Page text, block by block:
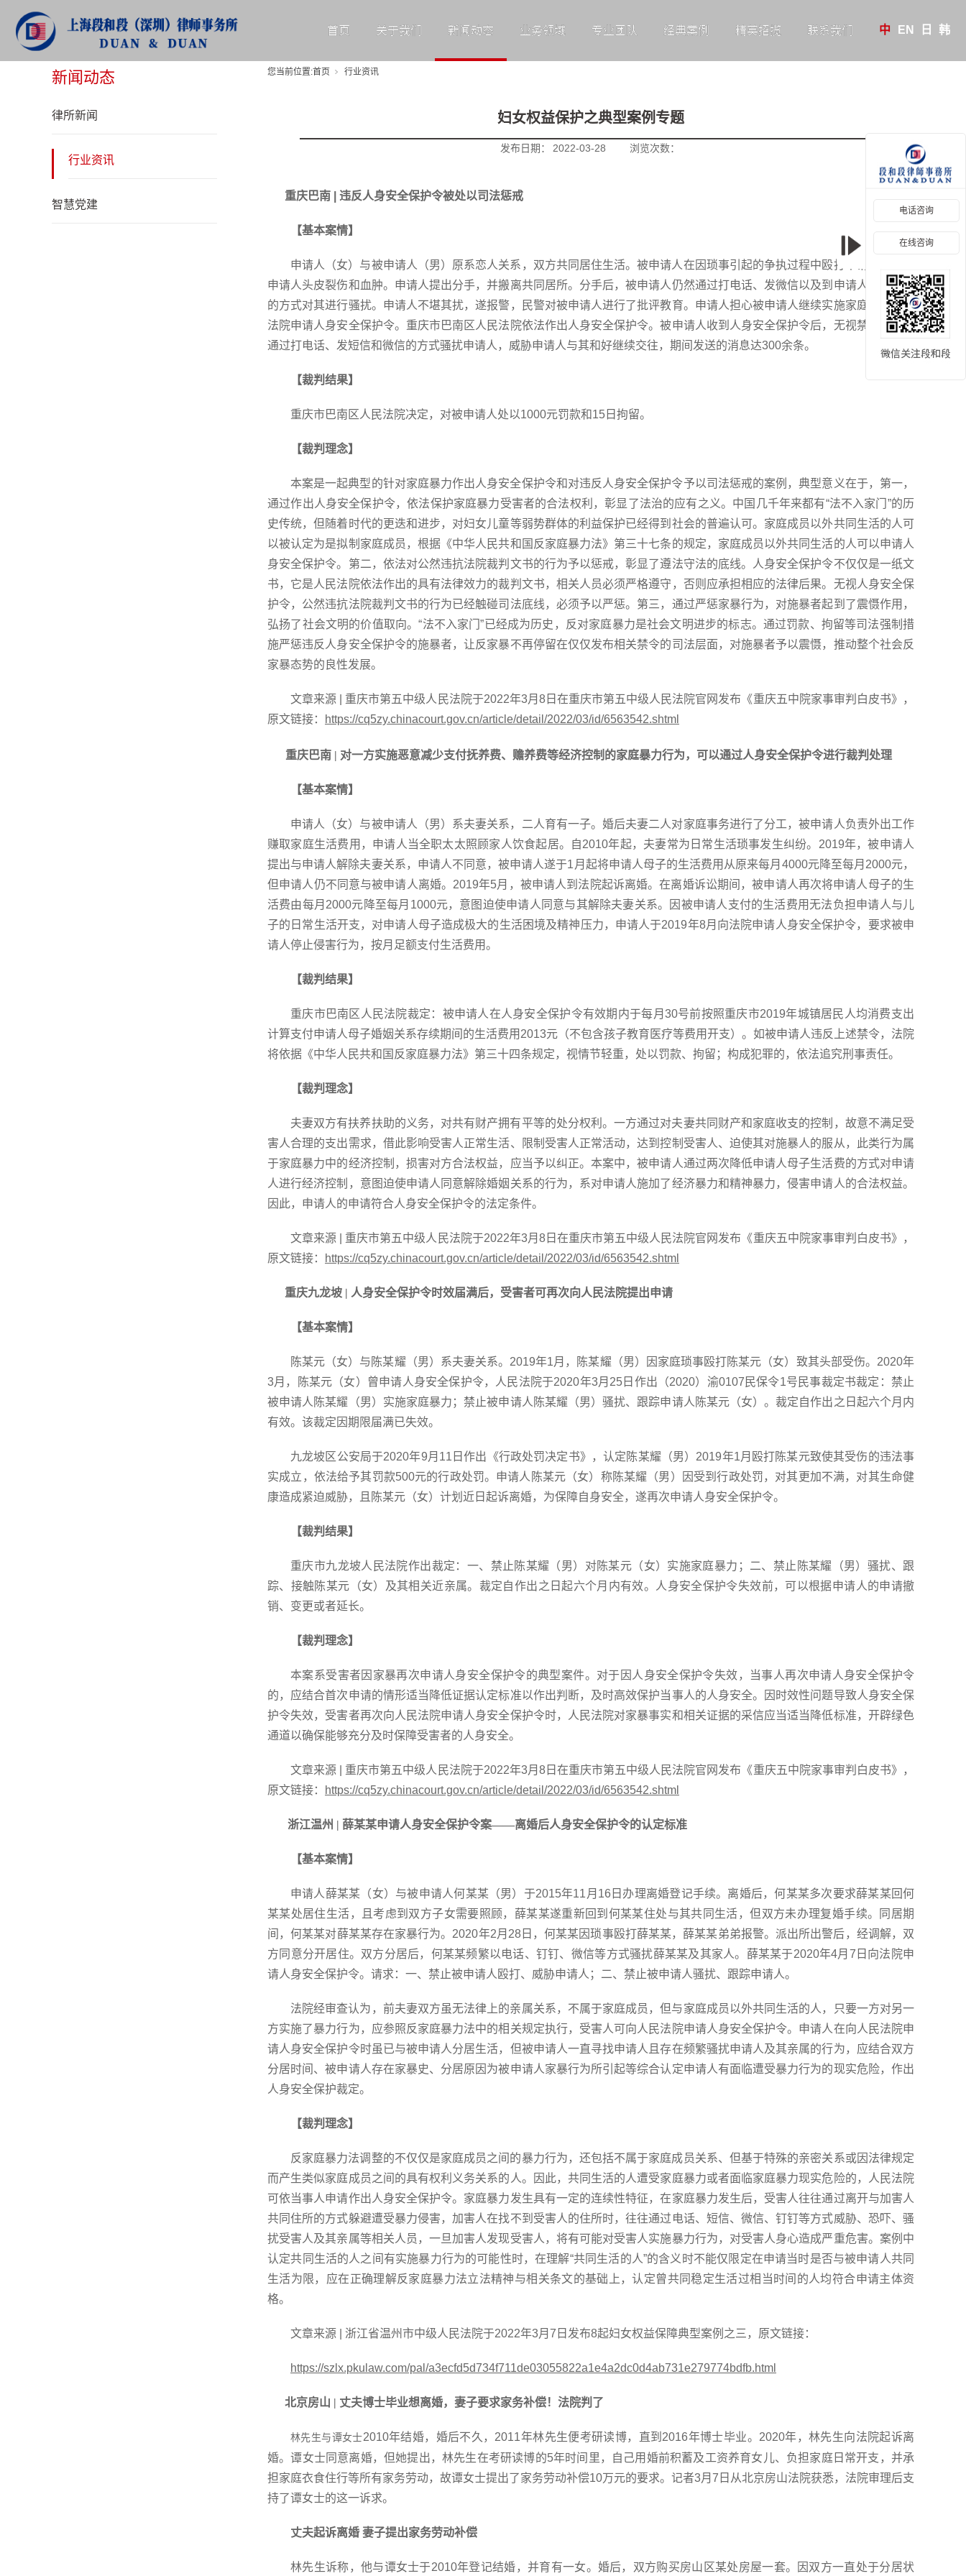
首页 关于我们 新闻动态 业务领域 专业团队 经典案例 精英招揽 联系我们 EN
中 日 韩
新闻动态
新闻动态
律所新闻
行业资讯
智慧党建
您当前位置:首页 行业资讯
妇女权益保护之典型案例专题
发布日期： 2022-03-28 浏览次数：
重庆巴南 | 违反人身安全保护令被处以司法惩戒
【基本案情】
申请人（女）与被申请人（男）原系恋人关系，双方共同居住生活。被申请人在因琐事引起的争执过程中殴打申请人，导致
申请人头皮裂伤和血肿。申请人提出分手，并搬离共同居所。分手后，被申请人仍然通过打电话、发微信以及到申请人住所蹲守
的方式对其进行骚扰。申请人不堪其扰，遂报警，民警对被申请人进行了批评教育。申请人担心被申请人继续实施家庭暴力，向
法院申请人身安全保护令。重庆市巴南区人民法院依法作出人身安全保护令。被申请人收到人身安全保护令后，无视禁令，继续
通过打电话、发短信和微信的方式骚扰申请人，威胁申请人与其和好继续交往，期间发送的消息达300余条。
【裁判结果】
重庆市巴南区人民法院决定，对被申请人处以1000元罚款和15日拘留。
【裁判理念】
本案是一起典型的针对家庭暴力作出人身安全保护令和对违反人身安全保护令予以司法惩戒的案例，典型意义在于，第一，
通过作出人身安全保护令，依法保护家庭暴力受害者的合法权利，彰显了法治的应有之义。中国几千年来都有“法不入家门”的历
史传统，但随着时代的更迭和进步，对妇女儿童等弱势群体的利益保护已经得到社会的普遍认可。家庭成员以外共同生活的人可
以被认定为是拟制家庭成员，根据《中华人民共和国反家庭暴力法》第三十七条的规定，家庭成员以外共同生活的人可以申请人
身安全保护令。第二，依法对公然违抗法院裁判文书的行为予以惩戒，彰显了遵法守法的底线。人身安全保护令不仅仅是一纸文
书，它是人民法院依法作出的具有法律效力的裁判文书，相关人员必须严格遵守，否则应承担相应的法律后果。无视人身安全保
护令，公然违抗法院裁判文书的行为已经触碰司法底线，必须予以严惩。第三，通过严惩家暴行为，对施暴者起到了震慑作用，
弘扬了社会文明的价值取向。“法不入家门”已经成为历史，反对家庭暴力是社会文明进步的标志。通过罚款、拘留等司法强制措
施严惩违反人身安全保护令的施暴者，让反家暴不再停留在仅仅发布相关禁令的司法层面，对施暴者予以震慑，推动整个社会反
家暴态势的良性发展。
文章来源
| 重庆市第五中级人民法院于2022年3月8日在重庆市第五中级人民法院官网发布《重庆五中院家事审判白皮书》，
原文链接：
https://cq5zy.chinacourt.gov.cn/article/detail/2022/03/id/6563542.shtml
重庆巴南 | 对一方实施恶意减少支付抚养费、赡养费等经济控制的家庭暴力行为，可以通过人身安全保护令进行裁判处理
【基本案情】
申请人（女）与被申请人（男）系夫妻关系，二人育有一子。婚后夫妻二人对家庭事务进行了分工，被申请人负责外出工作
赚取家庭生活费用，申请人当全职太太照顾家人饮食起居。自2010年起，夫妻常为日常生活琐事发生纠纷。2019年，被申请人
提出与申请人解除夫妻关系，申请人不同意，被申请人遂于1月起将申请人母子的生活费用从原来每月4000元降至每月2000元，
但申请人仍不同意与被申请人离婚。2019年5月，被申请人到法院起诉离婚。在离婚诉讼期间，被申请人再次将申请人母子的生
活费由每月2000元降至每月1000元，意图迫使申请人同意与其解除夫妻关系。因被申请人支付的生活费用无法负担申请人与儿
子的日常生活开支，对申请人母子造成极大的生活困境及精神压力，申请人于2019年8月向法院申请人身安全保护令，要求被申
请人停止侵害行为，按月足额支付生活费用。
【裁判结果】
重庆市巴南区人民法院裁定：被申请人在人身安全保护令有效期内于每月 30号前按照重庆市2019年城镇居民人均消费支出
计算支付申请人母子婚姻关系存续期间的生活费用2013元（不包含孩子教育医疗等费用开支）。如被申请人违反上述禁令，法院
将依据《中华人民共和国反家庭暴力法》第三十四条规定，视情节轻重，处以罚款、拘留；构成犯罪的，依法追究刑事责任。
【裁判理念】
夫妻双方有扶养扶助的义务，对共有财产拥有平等的处分权利。一方通过对夫妻共同财产和家庭收支的控制，故意不满足受
害人合理的支出需求，借此影响受害人正常生活、限制受害人正常活动，达到控制受害人、迫使其对施暴人的服从，此类行为属
于家庭暴力中的经济控制，损害对方合法权益，应当予以纠正。本案中，被申请人通过两次降低申请人母子生活费的方式对申请
人进行经济控制，意图迫使申请人同意解除婚姻关系的行为，系对申请人施加了经济暴力和精神暴力，侵害申请人的合法权益。
因此，申请人的申请符合人身安全保护令的法定条件。
文章来源
| 重庆市第五中级人民法院于2022年3月8日在重庆市第五中级人民法院官网发布《重庆五中院家事审判白皮书》，
原文链接：
https://cq5zy.chinacourt.gov.cn/article/detail/2022/03/id/6563542.shtml
重庆九龙坡 | 人身安全保护令时效届满后，受害者可再次向人民法院提出申请
【基本案情】
陈某元（女）与陈某耀（男）系夫妻关系。 2019年1月，陈某耀（男）因家庭琐事殴打陈某元（女）致其头部受伤。2020年
3月，陈某元（女）曾申请人身安全保护令，人民法院于2020年3月25日作出（2020）渝0107民保令1号民事裁定书裁定：禁止
被申请人陈某耀（男）实施家庭暴力；禁止被申请人陈某耀（男）骚扰、跟踪申请人陈某元（女）。裁定自作出之日起六个月内
有效。该裁定因期限届满已失效。
九龙坡区公安局于2020年9月11日作出《行政处罚决定书》，认定陈某耀（男）2019年1月殴打陈某元致使其受伤的违法事
实成立，依法给予其罚款500元的行政处罚。申请人陈某元（女）称陈某耀（男）因受到行政处罚，对其更加不满，对其生命健
康造成紧迫威胁，且陈某元（女）计划近日起诉离婚，为保障自身安全，遂再次申请人身安全保护令。
【裁判结果】
重庆市九龙坡人民法院作出裁定：一、禁止陈某耀（男）对陈某元（女）实施家庭暴力；二、禁止陈某耀（男）骚扰、跟
踪、接触陈某元（女）及其相关近亲属。裁定自作出之日起六个月内有效。人身安全保护令失效前，可以根据申请人的申请撤
销、变更或者延长。
【裁判理念】
本案系受害者因家暴再次申请人身安全保护令的典型案件。对于因人身安全保护令失效，当事人再次申请人身安全保护令
的，应结合首次申请的情形适当降低证据认定标准以作出判断，及时高效保护当事人的人身安全。因时效性问题导致人身安全保
护令失效，受害者再次向人民法院申请人身安全保护令时，人民法院对家暴事实和相关证据的采信应当适当降低标准，开辟绿色
通道以确保能够充分及时保障受害者的人身安全。
文章来源
| 重庆市第五中级人民法院于2022年3月8日在重庆市第五中级人民法院官网发布《重庆五中院家事审判白皮书》，
原文链接：
https://cq5zy.chinacourt.gov.cn/article/detail/2022/03/id/6563542.shtml
浙江温州 | 薛某某申请人身安全保护令案——离婚后人身安全保护令的认定标准
【基本案情】
申请人薛某某（女）与被申请人何某某（男）于2015年11月16日办理离婚登记手续。离婚后，何某某多次要求薛某某回何
某某处居住生活，且考虑到双方子女需要照顾，薛某某遂重新回到何某某住处与其共同生活，但双方未办理复婚手续。同居期
间，何某某对薛某某存在家暴行为。2020年2月28日，何某某因琐事殴打薛某某，薛某某弟弟报警。派出所出警后，经调解，双
方同意分开居住。双方分居后，何某某频繁以电话、钉钉、微信等方式骚扰薛某某及其家人。薛某某于2020年4月7日向法院申
请人身安全保护令。请求：一、禁止被申请人殴打、威胁申请人；二、禁止被申请人骚扰、跟踪申请人。
法院经审查认为，前夫妻双方虽无法律上的亲属关系，不属于家庭成员，但与家庭成员以外共同生活的人，只要一方对另一
方实施了暴力行为，应参照反家庭暴力法中的相关规定执行，受害人可向人民法院申请人身安全保护令。申请人在向人民法院申
请人身安全保护令时虽已与被申请人分居生活，但被申请人一直寻找申请人且存在频繁骚扰申请人及其亲属的行为，应结合双方
分居时间、被申请人存在家暴史、分居原因为被申请人家暴行为所引起等综合认定申请人有面临遭受暴力行为的现实危险，作出
人身安全保护裁定。
【裁判理念】
反家庭暴力法调整的不仅仅是家庭成员之间的暴力行为，还包括不属于家庭成员关系、但基于特殊的亲密关系或因法律规定
而产生类似家庭成员之间的具有权利义务关系的人。因此，共同生活的人遭受家庭暴力或者面临家庭暴力现实危险的，人民法院
可依当事人申请作出人身安全保护令。家庭暴力发生具有一定的连续性特征，在家庭暴力发生后，受害人往往通过离开与加害人
共同住所的方式躲避遭受暴力侵害，加害人在找不到受害人的住所时，往往通过电话、短信、微信、钉钉等方式威胁、恐吓、骚
扰受害人及其亲属等相关人员，一旦加害人发现受害人，将有可能对受害人实施暴力行为，对受害人身心造成严重危害。案例中
认定共同生活的人之间有实施暴力行为的可能性时，在理解“共同生活的人”的含义时不能仅限定在申请当时是否与被申请人共同
生活为限，应在正确理解反家庭暴力法立法精神与相关条文的基础上，认定曾共同稳定生活过相当时间的人均符合申请主体资
格。
文章来源 | 浙江省温州市中级人民法院于2022年3月7日发布8起妇女权益保障典型案例之三，原文链接：
https://szlx.pkulaw.com/pal/a3ecfd5d734f711de03055822a1e4a2dc0d4ab731e279774bdfb.html
北京房山 | 丈夫博士毕业想离婚，妻子要求家务补偿！法院判了
林先生与谭女士2010年结婚，婚后不久，2011年林先生便考研读博，直到2016年博士毕业。2020年，林先生向法院起诉离
婚。谭女士同意离婚，但她提出，林先生在考研读博的5年时间里，自己用婚前积蓄及工资养育女儿、负担家庭日常开支，并承
担家庭衣食住行等所有家务劳动，故谭女士提出了家务劳动补偿10万元的要求。记者3月7日从北京房山法院获悉，法院审理后支
持了谭女士的这一诉求。
丈夫起诉离婚 妻子提出家务劳动补偿
林先生诉称，他与谭女士于2010年登记结婚，并育有一女。婚后，双方购买房山区某处房屋一套。因双方一直处于分居状
电话咨询
在线咨询